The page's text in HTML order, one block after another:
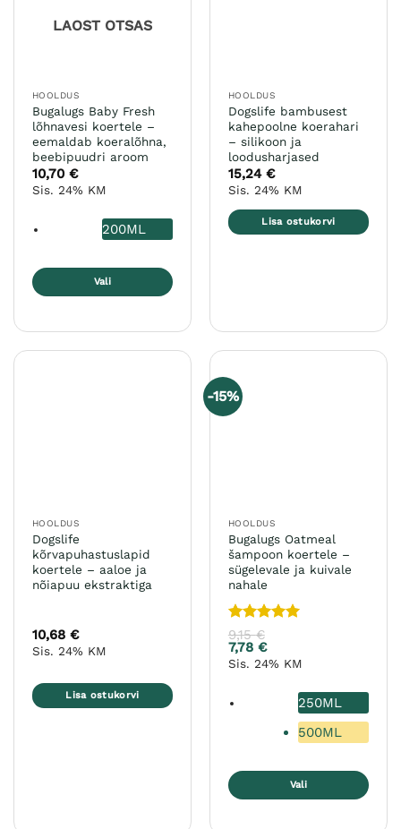
LAOST OTSAS
HOOLDUS
Bugalugs Baby Fresh
lõhnavesi koertele –
eemaldab koeralõhna,
beebipuudri aroom
10,70 €
Sis. 24% KM
200ML
Vali
HOOLDUS
Dogslife bambusest
kahepoolne koerahari
– silikoon ja
loodusharjased
15,24 €
Sis. 24% KM
Lisa ostukorvi
HOOLDUS
Dogslife
kõrvapuhastuslapid
koertele – aaloe ja
nõiapuu ekstraktiga
10,68 €
Sis. 24% KM
Lisa ostukorvi
-15%
HOOLDUS
Bugalugs Oatmeal
šampoon koertele –
sügelevale ja kuivale
nahale
Hinnanguga
5/ 5
9,15€
7,78 €
Sis. 24% KM
250ML
500ML
Vali